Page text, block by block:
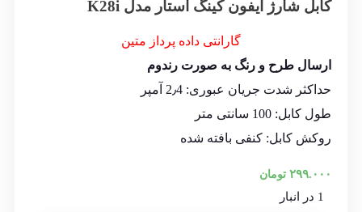
کابل شارژ آیفون کینگ استار مدل K28i
گارانتی داده پرداز متین
ارسال طرح و رنگ به صورت رندوم
حداکثر شدت جریان عبوری: 2٫4 آمپر
طول کابل: 100 سانتی متر
روکش کابل: کنفی بافته شده
۲۹۹.۰۰۰ تومان
1 در انبار